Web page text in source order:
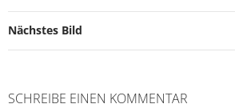
Nächstes Bild
SCHREIBE EINEN KOMMENTAR